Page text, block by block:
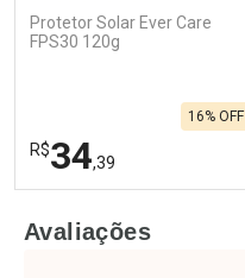
Protetor Solar Ever Care
FPS30 120g
R$34,39
16% OFF
Avaliações